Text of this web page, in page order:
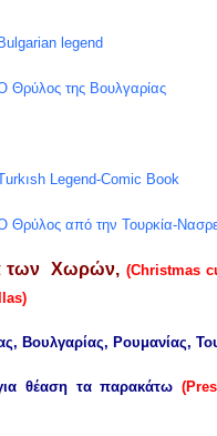
Bulgarian legend
Θρύλος της Βουλγαρίας
Legend-Comic Book
Θρύλος από την Τουρκία-
των Χωρών, (Christmas
Βουλγαρίας, Ρουμανίας,
θέαση τα παρακάτω